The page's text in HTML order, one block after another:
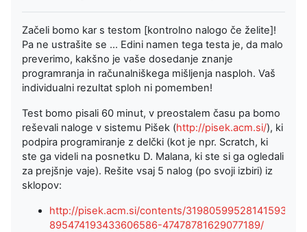
Začeli bomo kar s testom [kontrolno nalogo če želite]!
Pa ne ustrašite se ... Edini namen tega testa je, da malo
preverimo, kakšno je vaše dosedanje znanje
programranja in računalniškega mišljenja nasploh. Vaš
individualni rezultat sploh ni pomemben!
Test bomo pisali 60 minut, v preostalem času pa bomo
reševali naloge v sistemu Pišek (http://pisek.acm.si/), ki
podpira programiranje z delčki (kot je npr. Scratch, ki
ste ga videli na posnetku D. Malana, ki ste si ga ogledali
za prejšnje vaje). Rešite vsaj 5 nalog (po svoji izbiri) iz
sklopov:
http://pisek.acm.si/contents/319805995281415931-
895474193433606586-47478781629077189/